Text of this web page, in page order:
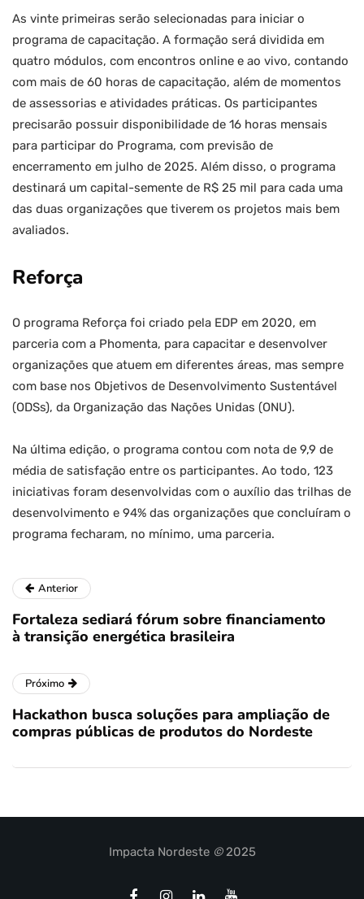
As vinte primeiras serão selecionadas para iniciar o
programa de capacitação. A formação será dividida em
quatro módulos, com encontros online e ao vivo, contando
com mais de 60 horas de capacitação, além de momentos
de assessorias e atividades práticas. Os participantes
precisarão possuir disponibilidade de 16 horas mensais
para participar do Programa, com previsão de
encerramento em julho de 2025. Além disso, o programa
destinará um capital-semente de R$ 25 mil para cada uma
das duas organizações que tiverem os projetos mais bem
avaliados.
Reforça
O programa Reforça foi criado pela EDP em 2020, em
parceria com a Phomenta, para capacitar e desenvolver
organizações que atuem em diferentes áreas, mas sempre
com base nos Objetivos de Desenvolvimento Sustentável
(ODSs), da Organização das Nações Unidas (ONU).
Na última edição, o programa contou com nota de 9,9 de
média de satisfação entre os participantes. Ao todo, 123
iniciativas foram desenvolvidas com o auxílio das trilhas de
desenvolvimento e 94% das organizações que concluíram o
programa fecharam, no mínimo, uma parceria.
Anterior
Fortaleza sediará fórum sobre financiamento
à transição energética brasileira
Próximo
Hackathon busca soluções para ampliação de
compras públicas de produtos do Nordeste
Impacta Nordeste ©2025